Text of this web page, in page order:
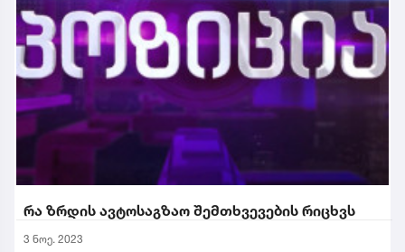
რა ზრდის ავტოსაგზაო შემთხვევების რიცხვს
3 ნოე. 2023